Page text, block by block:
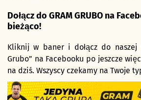
Dołącz do GRAM GRUBO na
bieżąco!
Kliknij w baner i dołącz do naszej
Grubo” na Facebooku po jeszcze
na dziś. Wszyscy czekamy na Twoje